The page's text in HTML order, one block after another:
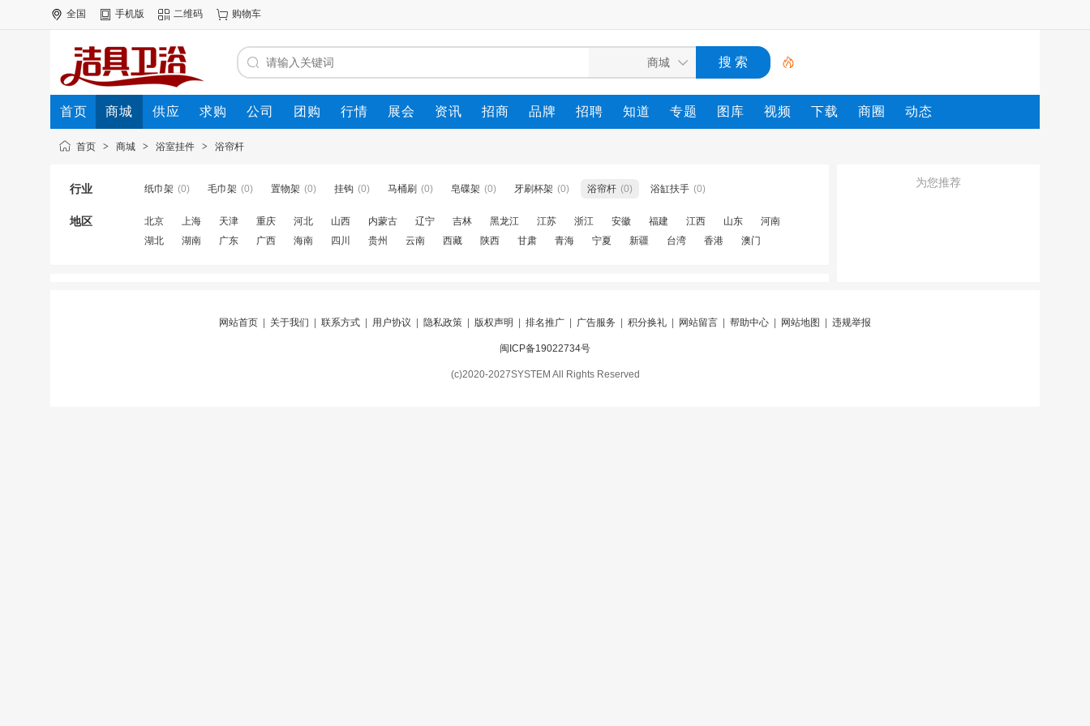
全国 手机版 二维码 购物车
首页 商城 供应 求购 公司 团购 行情 展会 资讯 招商 品牌 招聘 知道 专题 图库 视频 下载 商圈 动态
首页 > 商城 > 浴室挂件 > 浴帘杆
行业 纸巾架 (0) 毛巾架 (0) 置物架 (0) 挂钩 (0) 马桶刷 (0) 皂碟架 (0) 牙刷杯架 (0) 浴帘杆 (0) 浴缸扶手 (0)
地区 北京 上海 天津 重庆 河北 山西 内蒙古 辽宁 吉林 黑龙江 江苏 浙江 安徽 福建 江西 山东
河南
湖北
湖南 广东 广西 海南 四川 贵州 云南 西藏 陕西 甘肃 青海 宁夏 新疆 台湾 香港 澳门
为您推荐
网站首页 关于我们 联系方式 用户协议 隐私政策 版权声明 排名推广 广告服务 积分换礼 网站留言 帮助中心 网站地图 违规举报
闽ICP备19022734号
(c)2020-2027SYSTEM All Rights Reserved